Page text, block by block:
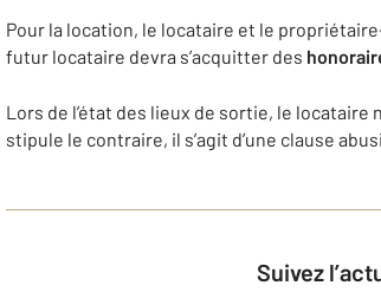
Pour la location, le locataire et le
futur locataire devra s’acquitter des
Lors de l’état des lieux de sortie, le locataire
stipule le contraire, il s’agit d’une clause
Suivez